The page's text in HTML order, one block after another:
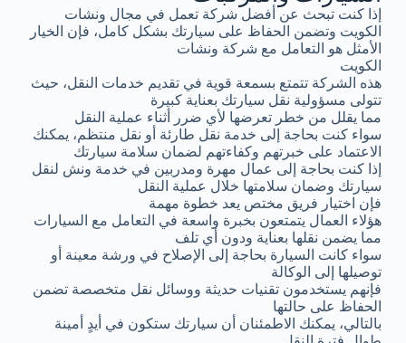
إذا كنت تبحث عن أفضل شركة تعمل في مجال ونشات
الكويت وتضمن الحفاظ على سيارتك بشكل كامل، فإن الخيار
الأمثل هو التعامل مع شركة ونشات
الكويت
هذه الشركة تتمتع بسمعة قوية في تقديم خدمات النقل، حيث
تتولى مسؤولية نقل سيارتك بعناية كبيرة
مما يقلل من خطر تعرضها لأي ضرر أثناء عملية النقل
سواء كنت بحاجة إلى خدمة نقل طارئة أو نقل منتظم، يمكنك
الاعتماد على خبرتهم وكفاءتهم لضمان سلامة سيارتك
إذا كنت بحاجة إلى عمال مهرة ومدربين في خدمة ونش لنقل
سيارتك وضمان سلامتها خلال عملية النقل
فإن اختيار فريق مختص يعد خطوة مهمة
هؤلاء العمال يتمتعون بخبرة واسعة في التعامل مع السيارات
مما يضمن نقلها بعناية ودون أي تلف
سواء كانت السيارة بحاجة إلى الإصلاح في ورشة معينة أو
توصيلها إلى الوكالة
فإنهم يستخدمون تقنيات حديثة ووسائل نقل متخصصة تضمن
الحفاظ على حالتها
بالتالي، يمكنك الاطمئنان أن سيارتك ستكون في أيدٍ أمينة